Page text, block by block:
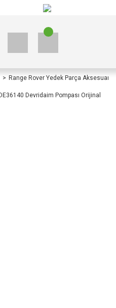
Range Rover Yedek Parça Aksesuar